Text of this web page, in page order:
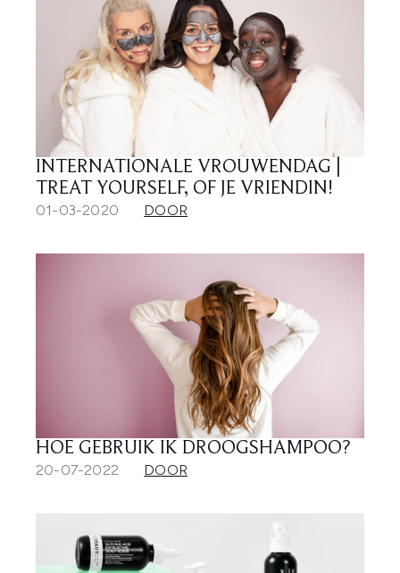
INTERNATIONALE VROUWENDAG |
TREAT YOURSELF, OF JE VRIENDIN!
01-03-2020 DOOR
HOE GEBRUIK IK DROOGSHAMPOO?
20-07-2022 DOOR